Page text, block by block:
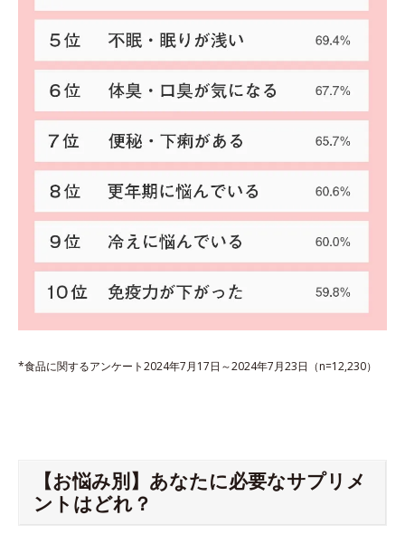
*食品に関するアンケート2024年7月17日～2024年7月23日（n=12,230）
【お悩み別】あなたに必要なサプリメ
ントはどれ？